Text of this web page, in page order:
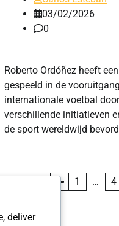
03/02/2026
0
Roberto Ordóñez heeft
gespeeld in de
internationale voetbal
verschillende initiatieven
de sport wereldwijd
1 … 4
deliver